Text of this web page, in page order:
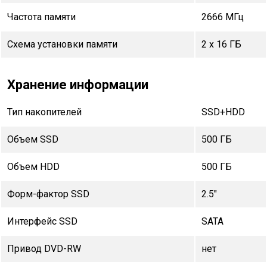
Частота памяти 2666 МГц
Схема установки памяти 2 x 16 ГБ
Хранение информации
Тип накопителей SSD+HDD
Объем SSD 500 ГБ
Объем HDD 500 ГБ
Форм-фактор SSD 2.5"
Интерфейс SSD SATA
Привод DVD-RW нет